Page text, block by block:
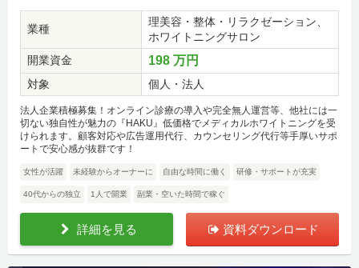
業種
理美容・整体・リラクゼーション、
ホワイトニングサロン
開業資金
198 万円
対象 個人・法人
法人企業積極募集！オンライン診療の導入や完全無人運営等、他社には一
切ない独自性が魅力の『HAKU』低価格でメディカルホワイトニングを受
けられます。顧客対応や広告運用代行、カウンセリング代行等手厚いサポ
ートで安心感が抜群です！
女性が活躍 未経験からオーナーに 自由な時間に働く 研修・サポートが充実
40代からの独立 1人で開業 副業・空いた時間で稼ぐ
詳細を見る 資料ダウンロード